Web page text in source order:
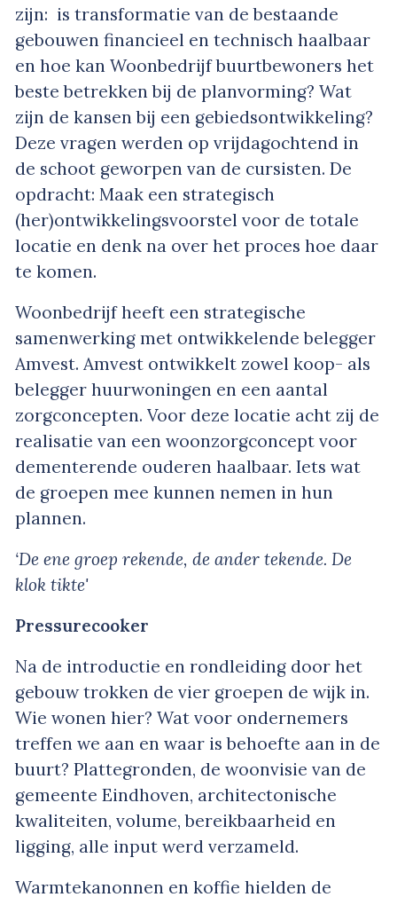
zijn: is transformatie van de bestaande
gebouwen financieel en technisch haalbaar
en hoe kan Woonbedrijf buurtbewoners het
beste betrekken bij de planvorming? Wat
zijn de kansen bij een gebiedsontwikkeling?
Deze vragen werden op vrijdagochtend in
de schoot geworpen van de cursisten. De
opdracht: Maak een strategisch
(her)ontwikkelingsvoorstel voor de totale
locatie en denk na over het proces hoe daar
te komen.
Woonbedrijf heeft een strategische
samenwerking met ontwikkelende belegger
Amvest. Amvest ontwikkelt zowel koop- als
belegger huurwoningen en een aantal
zorgconcepten. Voor deze locatie acht zij de
realisatie van een woonzorgconcept voor
dementerende ouderen haalbaar. Iets wat
de groepen mee kunnen nemen in hun
plannen.
‘De ene groep rekende, de ander tekende. De
klok tikte'
Pressurecooker
Na de introductie en rondleiding door het
gebouw trokken de vier groepen de wijk in.
Wie wonen hier? Wat voor ondernemers
treffen we aan en waar is behoefte aan in de
buurt? Plattegronden, de woonvisie van de
gemeente Eindhoven, architectonische
kwaliteiten, volume, bereikbaarheid en
ligging, alle input werd verzameld.
Warmtekanonnen en koffie hielden de